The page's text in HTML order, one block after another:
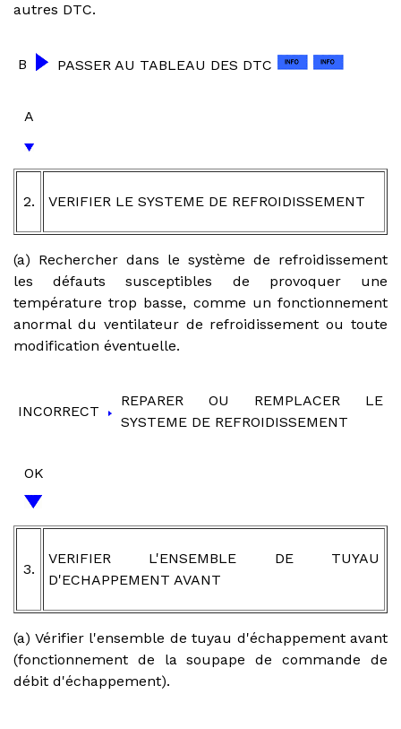
autres DTC.
B PASSER AU TABLEAU DES DTC
A
2. VERIFIER LE SYSTEME DE REFROIDISSEMENT
(a) Rechercher dans le système de refroidissement
les défauts susceptibles de provoquer une
température trop basse, comme un fonctionnement
anormal du ventilateur de refroidissement ou toute
modification éventuelle.
INCORRECT
REPARER OU REMPLACER LE
SYSTEME DE REFROIDISSEMENT
OK
3.
VERIFIER L'ENSEMBLE DE TUYAU
D'ECHAPPEMENT AVANT
(a) Vérifier l'ensemble de tuyau d'échappement avant
(fonctionnement de la soupape de commande de
débit d'échappement).